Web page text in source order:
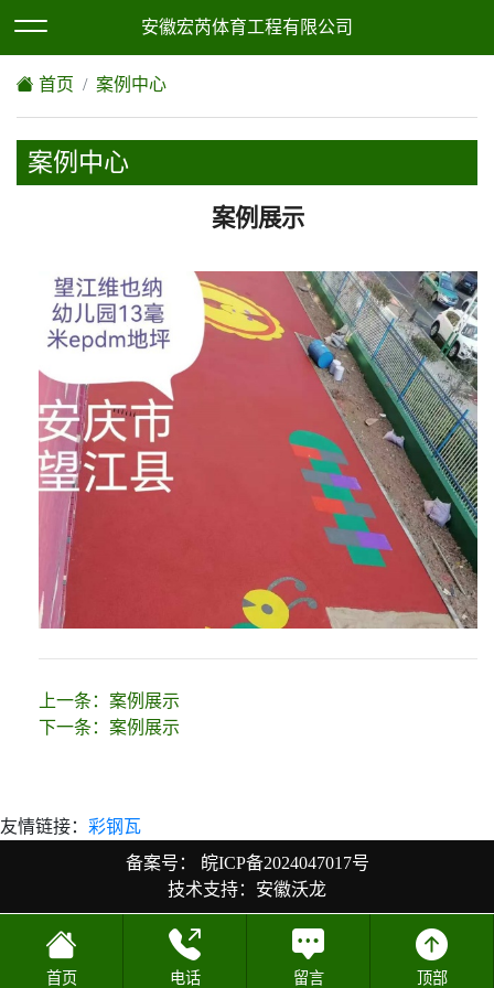
欢迎访问安徽宏芮体育工程有限公司网站！
安徽宏芮体育工程有限公司
首页 案例中心
案例中心
案例展示
上一条： 案例展示
下一条： 案例展示
友情链接： 彩钢瓦
备案号：
皖ICP备2024047017号
技术支持：安徽沃龙
首页 电话 留言 顶部